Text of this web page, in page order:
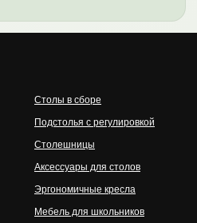
Проверьте API-
домен stolstoya.ru.
Столы в сборе
Подстолья с регулировкой
Столешницы
Аксессуары для столов
Эргономичные кресла
Мебель для школьников